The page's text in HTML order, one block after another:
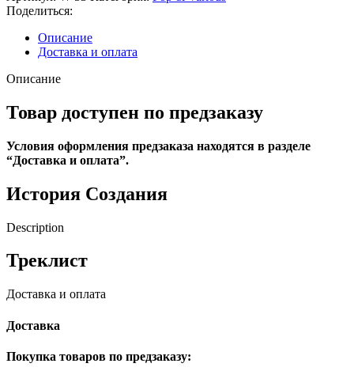
-
The
Age
of
Pleasure
Vinyl
Поделиться:
Описание
Доставка и оплата
Описание
Товар доступен по предзаказу
Условия оформления предзаказа находятся в разделе
“Доставка и оплата”.
История Создания
Description
Треклист
Доставка и оплата
Доставка
Покупка товаров по предзаказу: